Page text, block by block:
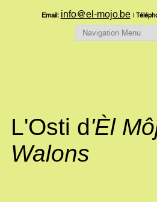
Email: info@el-mojo.be|
L'Osti d'Èl
Walons